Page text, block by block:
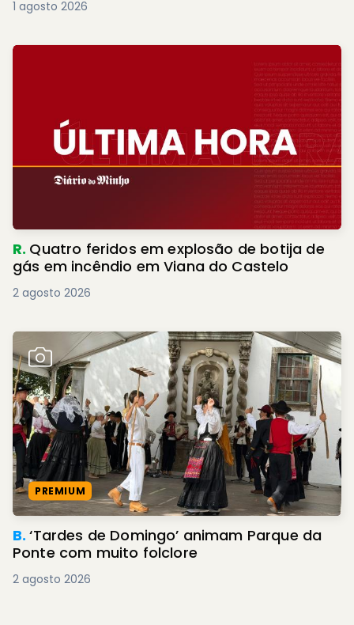
1 agosto 2026
R. Quatro feridos em explosão de botija de
gás em incêndio em Viana do Castelo
2 agosto 2026
PREMIUM
B.‘Tardes de Domingo’ animam Parque da
Ponte com muito folclore
2 agosto 2026